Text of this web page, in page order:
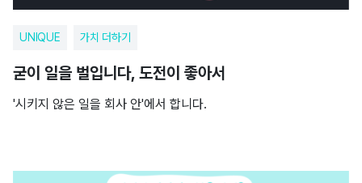
UNIQUE 가치 더하기
굳이 일을 벌입니다, 도전이 좋아서
'시키지 않은 일을 회사 안'에서 합니다.